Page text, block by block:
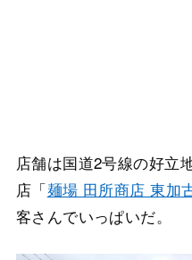
店舗は国道2号線の好立
店「麺場 田所商店 東加
客さんでいっぱいだ。